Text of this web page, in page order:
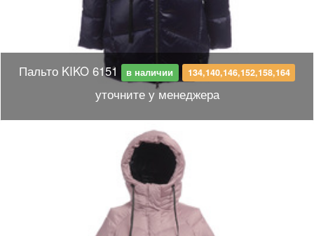
Пальто KIKO 6151 в наличии 134,140,146,152,158,164
уточните у менеджера